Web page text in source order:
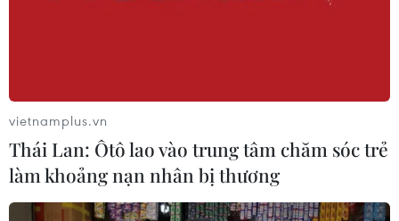
Mưa lớn kéo dài gây thiệt hại khoảng
15 tỷ đồng tại Tuyên Quang
06/08/2026 03:03
vietnamplus.vn
Thái Lan: Ôtô lao vào trung tâm chăm sóc trẻ
làm khoảng nạn nhân bị thương